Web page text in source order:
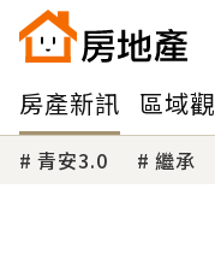
房產新訊 區域
青安3.0 繼承